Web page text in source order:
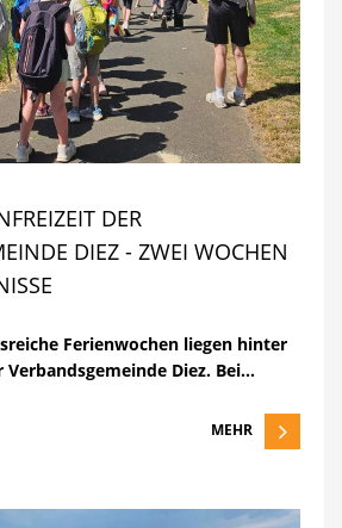
DER
DIEZ - ZWEI WOCHEN
Ferienwochen liegen hinter
Verbandsgemeinde Diez. Bei…
MEHR